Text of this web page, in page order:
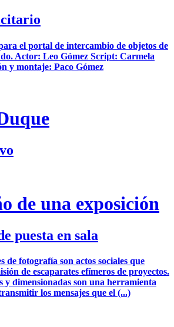
el portal de intercambio de objetos de
Actor: Leo Gómez Script: Carmela
y montaje: Paco Gómez
de una exposición
puesta en sala
de fotografía son actos sociales que
de escaparates efímeros de proyectos.
y dimensionadas son una herramienta
los mensajes que el (...)